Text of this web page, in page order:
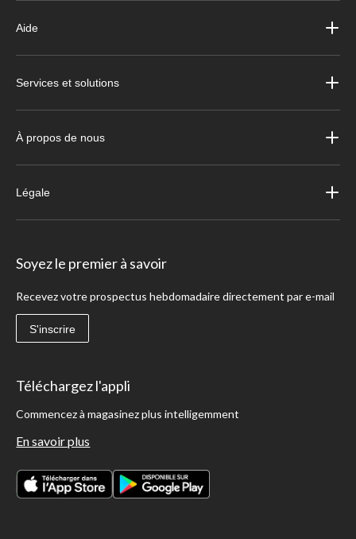
Aide
Services et solutions
À propos de nous
Légale
Soyez le premier à savoir
Recevez votre prospectus hebdomadaire directement par e-mail
S'inscrire
Téléchargez l'appli
Commencez à magasinez plus intelligemment
En savoir plus